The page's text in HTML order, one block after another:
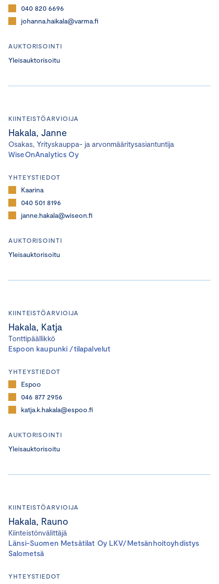
040 820 6696
johanna.haikala@varma.fi
AUKTORISOINTI
Yleisauktorisoitu
KIINTEISTÖARVIOIJA
Hakala, Janne
Osakas, Yrityskauppa- ja arvonmääritysasiantuntija
WiseOnAnalytics Oy
YHTEYSTIEDOT
Kaarina
040 501 8196
janne.hakala@wiseon.fi
AUKTORISOINTI
Yleisauktorisoitu
KIINTEISTÖARVIOIJA
Hakala, Katja
Tonttipäällikkö
Espoon kaupunki /tilapalvelut
YHTEYSTIEDOT
Espoo
046 877 2956
katja.k.hakala@espoo.fi
AUKTORISOINTI
Yleisauktorisoitu
KIINTEISTÖARVIOIJA
Hakala, Rauno
Kiinteistönvälittäjä
Länsi-Suomen Metsätilat Oy LKV/Metsänhoitoyhdistys
Salometsä
YHTEYSTIEDOT